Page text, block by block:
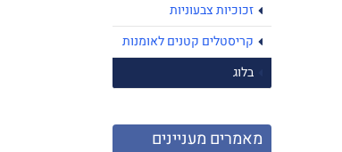
זכוכיות צבעוניות
קריסטלים קטנים לאומנות
בלוג
מאמרים מעניינים